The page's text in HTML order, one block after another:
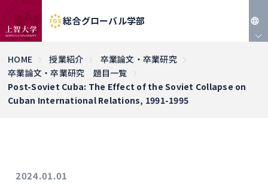
総合グローバル学部
HOME 授業紹介
卒業論文・卒業研究
卒業論文・卒業研究 題目一覧
Post-Soviet Cuba: The Effect of the Soviet Collapse on
Cuban International Relations, 1991-1995
2024.01.01